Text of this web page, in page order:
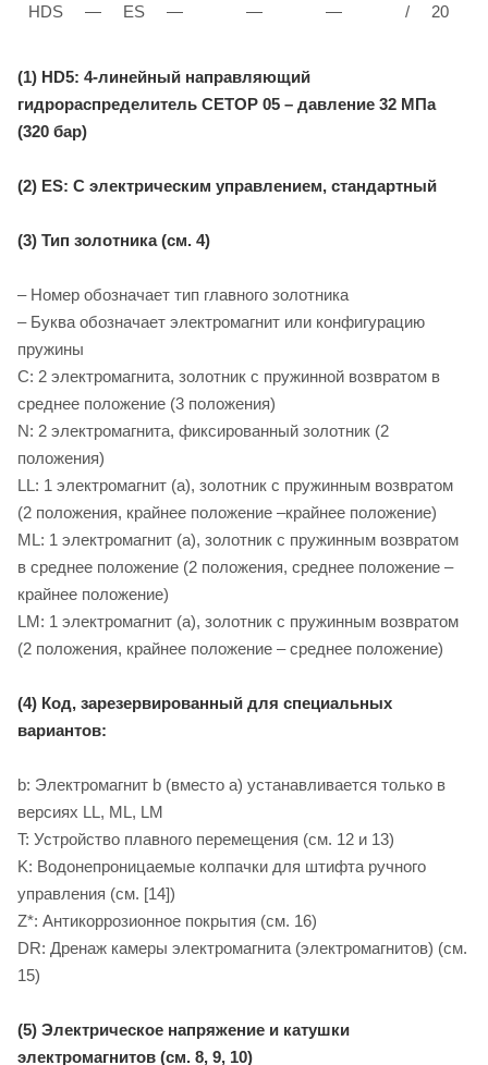
HDS — ES — — — / 20
(1) HD5: 4-линейный направляющий
гидрораспределитель CETOP 05 – давление 32 МПа
(320 бар)
(2) ES: С электрическим управлением, стандартный
(3) Тип золотника (см. 4)
– Номер обозначает тип главного золотника
– Буква обозначает электромагнит или конфигурацию
пружины
C: 2 электромагнита, золотник с пружинной возвратом в
среднее положение (3 положения)
N: 2 электромагнита, фиксированный золотник (2
положения)
LL: 1 электромагнит (a), золотник с пружинным возвратом
(2 положения, крайнее положение –крайнее положение)
ML: 1 электромагнит (a), золотник с пружинным возвратом
в среднее положение (2 положения, среднее положение –
крайнее положение)
LM: 1 электромагнит (a), золотник с пружинным возвратом
(2 положения, крайнее положение – среднее положение)
(4) Код, зарезервированный для специальных
вариантов:
b: Электромагнит b (вместо a) устанавливается только в
версиях LL, ML, LM
T: Устройство плавного перемещения (см. 12 и 13)
K: Водонепроницаемые колпачки для штифта ручного
управления (см. [14])
Z*: Антикоррозионное покрытия (см. 16)
DR: Дренаж камеры электромагнита (электромагнитов) (см.
15)
(5) Электрическое напряжение и катушки
электромагнитов (см. 8, 9, 10)